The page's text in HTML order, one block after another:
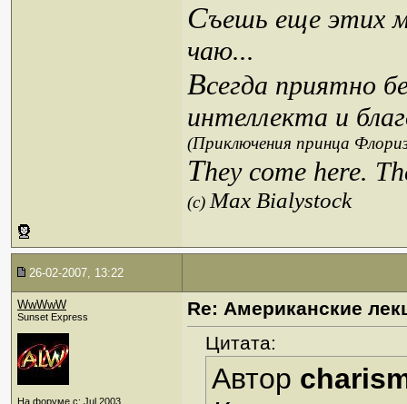
Съешь еще этих
чаю...
Всегда приятно
интеллекта и
(Приключения принца
They come here.
(c)Max Bialystock
26-02-2007, 13:22
WwWwW
Sunset Express
На форуме с: Jul 2003
Re: Американские
Цитата:
Автор